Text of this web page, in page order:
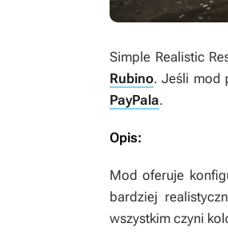
Simple Realistic
Rubino. Jeśli mod
PayPala.
Opis:
Mod oferuje
bardziej
wszystkim czyni